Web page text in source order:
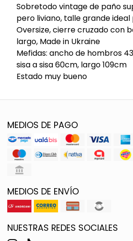
Sobretodo vintage de paño
pero liviano, talle grande ideal
Oversize, cierre cruzado con
largo, Made in Ukraine
Mefidas: ancho de hombros
sisa a sisa 60cm, largo 109cm
Estado muy bueno
MEDIOS DE PAGO
MEDIOS DE ENVÍO
NUESTRAS REDES SOCIALES